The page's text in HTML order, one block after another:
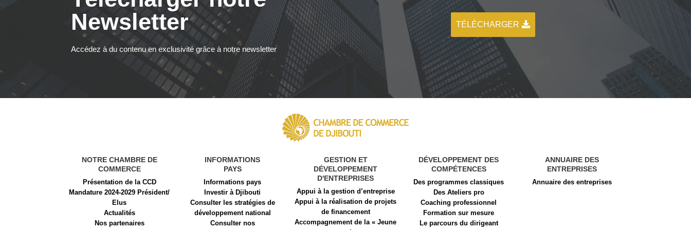
Newsletter
Accédez à du contenu en exclusivité grâce à notre newsletter
TÉLÉCHARGER
NOTRE CHAMBRE DE
COMMERCE
Présentation de la CCD
Mandature 2024-2029 Président/
Elus
Actualités
Nos partenaires
INFORMATIONS
PAYS
Informations pays
Investir à Djibouti
Consulter les stratégies de
développement national
Consulter nos
GESTION ET
DÉVELOPPEMENT
D'ENTREPRISES
Appui à la gestion d’entreprise
Appui à la réalisation de projets
de financement​
Accompagnement de la « Jeune
DÉVELOPPEMENT DES
COMPÉTENCES
Des programmes classiques
Des Ateliers pro
Coaching professionnel
Formation sur mesure
Le parcours du dirigeant
ANNUAIRE DES
ENTREPRISES
Annuaire des entreprises